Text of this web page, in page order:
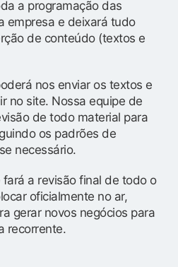
a programação das
empresa e deixará tudo
de conteúdo (textos e
nos enviar os textos e
no site. Nossa equipe de
de todo material para
os padrões de
necessário.
a revisão final de todo o
oficialmente no ar,
gerar novos negócios para
recorrente.